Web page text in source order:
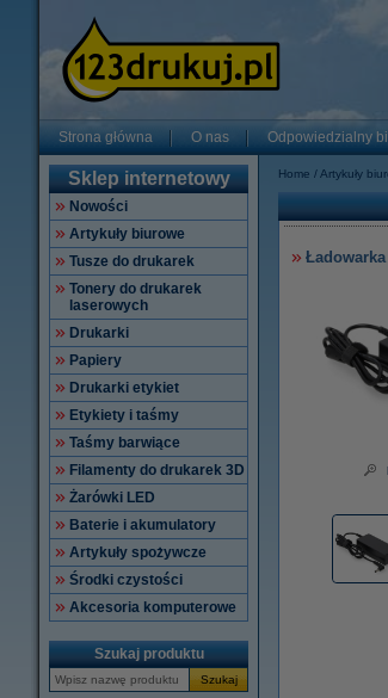
Strona główna O nas Odpowiedzialny
Sklep internetowy
Nowości
Artykuły biurowe
Tusze do drukarek
Tonery do drukarek
laserowych
Drukarki
Papiery
Drukarki etykiet
Etykiety i taśmy
Taśmy barwiące
Filamenty do drukarek 3D
Żarówki LED
Baterie i akumulatory
Artykuły spożywcze
Środki czystości
Akcesoria komputerowe
Szukaj produktu
Szukaj
Home Artykuły